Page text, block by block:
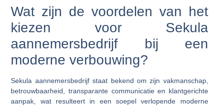
Wat zijn de voordelen van het
kiezen voor Sekula
aannemersbedrijf bij een
moderne verbouwing?
Sekula aannemersbedrijf staat bekend om zijn vakmanschap,
betrouwbaarheid, transparante communicatie en klantgerichte
aanpak, wat resulteert in een soepel verlopende moderne